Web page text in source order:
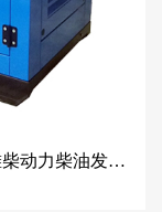
小型低噪音发电机 20KW（25KVA）潍柴动力柴油发电机组 隆宏工厂直售